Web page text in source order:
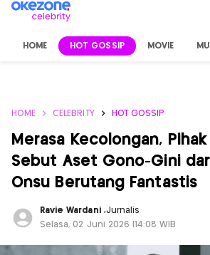
HOME HOT GOSSIP MOVIE
HOME CELEBRITY HOT GOSSIP
Merasa Kecolongan,
Sebut Aset Gono-Gini
Onsu Berutang Fantastis
Ravie Wardani ,Jurnalis
Selasa, 02 Juni 2026 |14:08 WIB